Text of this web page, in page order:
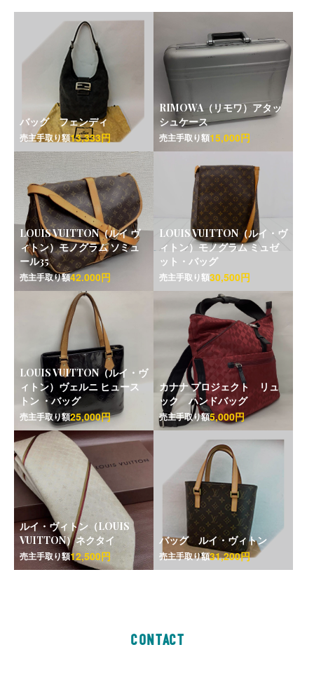
バッグ フェンディ
売主手取り額13,333円
RIMOWA（リモワ）アタッ
シュケース
売主手取り額15,000円
LOUIS VUITTON（ルイ ヴ
ィトン）モノグラム ソミュ
ール35
売主手取り額42.000円
LOUIS VUITTON（ルイ・ヴ
ィトン）モノグラム ミュゼ
ット・バッグ
売主手取り額30,500円
LOUIS VUITTON（ルイ・ヴ
ィトン）ヴェルニ ヒュース
トン ・バッグ
売主手取り額25,000円
カナナ プロジェクト リュ
ック ハンドバッグ
売主手取り額5,000円
ルイ・ヴィトン（LOUIS
VUITTON）ネクタイ
売主手取り額12,500円
バッグ ルイ・ヴィトン
売主手取り額31,200円
CONTACT